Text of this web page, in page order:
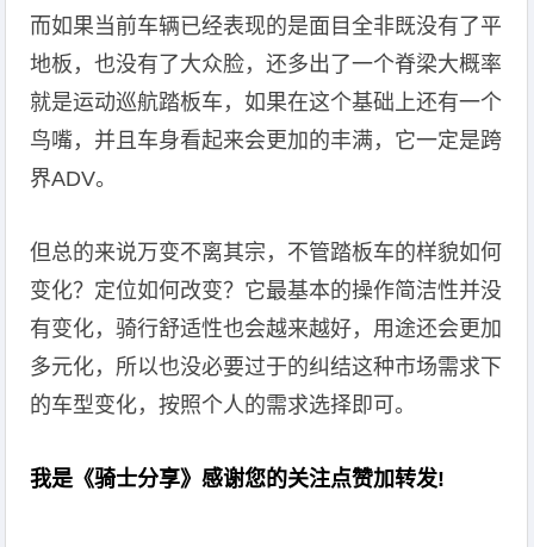
而如果当前车辆已经表现的是面目全非既没有了平
地板，也没有了大众脸，还多出了一个脊梁大概率
就是运动巡航踏板车，如果在这个基础上还有一个
鸟嘴，并且车身看起来会更加的丰满，它一定是跨
界ADV。
但总的来说万变不离其宗，不管踏板车的样貌如何
变化？定位如何改变？它最基本的操作简洁性并没
有变化，骑行舒适性也会越来越好，用途还会更加
多元化，所以也没必要过于的纠结这种市场需求下
的车型变化，按照个人的需求选择即可。
我是《骑士分享》感谢您的关注点赞加转发!